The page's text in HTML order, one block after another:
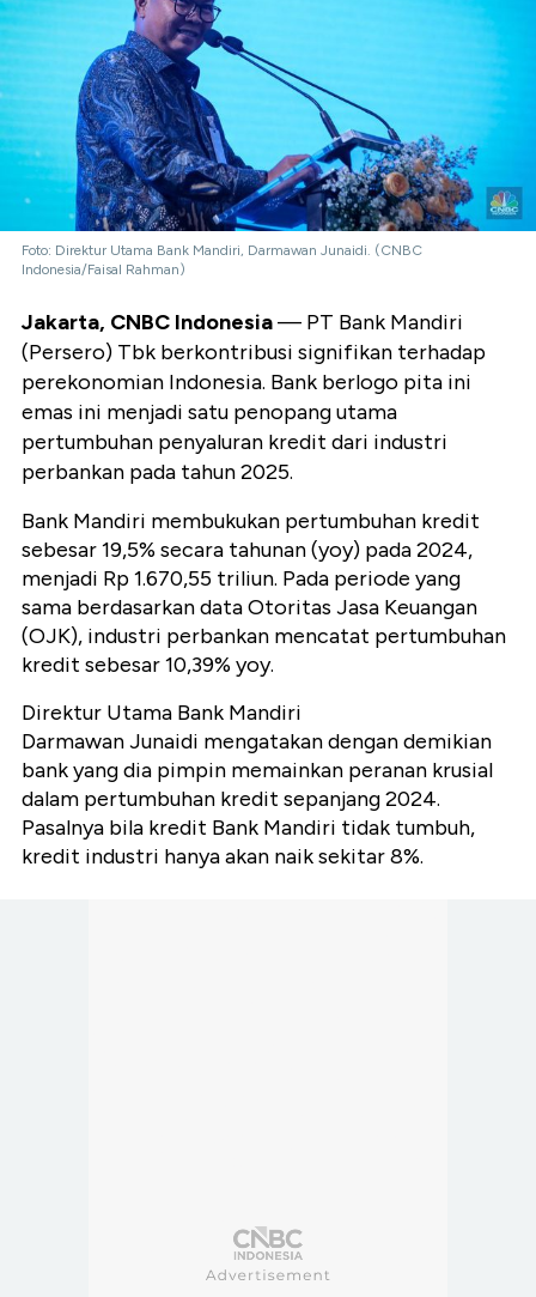
Foto: Direktur Utama Bank Mandiri, Darmawan Junaidi. (CNBC
Indonesia/Faisal Rahman)
Jakarta, CNBC Indonesia— PT Bank Mandiri
(Persero) Tbk berkontribusi signifikan terhadap
perekonomian Indonesia. Bank berlogo pita ini
emas ini menjadi satu penopang utama
pertumbuhan penyaluran kredit dari industri
perbankan pada tahun 2025.
Bank Mandiri membukukan pertumbuhan kredit
sebesar 19,5% secara tahunan (yoy) pada 2024,
menjadi Rp 1.670,55 triliun. Pada periode yang
sama berdasarkan data Otoritas Jasa Keuangan
(OJK), industri perbankan mencatat pertumbuhan
kredit sebesar 10,39% yoy.
Direktur Utama Bank Mandiri
Darmawan Junaidi mengatakan dengan demikian
bank yang dia pimpin memainkan peranan krusial
dalam pertumbuhan kredit sepanjang 2024.
Pasalnya bila kredit Bank Mandiri tidak tumbuh,
kredit industri hanya akan naik sekitar 8%.